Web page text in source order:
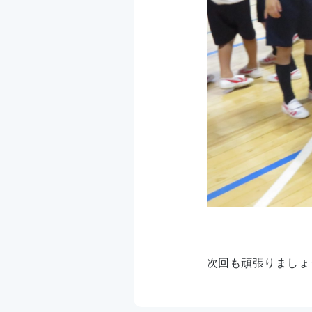
次回も頑張りましょ